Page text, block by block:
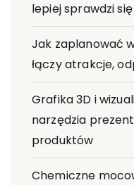
lepiej sprawdzi
Jak zaplanować
łączy atrakcje,
Grafika 3D i
narzędzia
produktów
Chemiczne